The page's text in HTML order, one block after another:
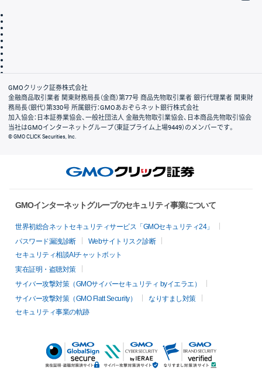
会社案内
GMOクリック証券株式会社
金融商品取引業者 関東財務局長（金商）第77号 商品先物取引業者 銀行代理業者 関東財
務局長（銀代）第330号 所属銀行：GMOあおぞらネット銀行株式会社
加入協会：日本証券業協会、一般社団法人 金融先物取引業協会、日本商品先物取引協会
当社はGMOインターネットグループ（東証プライム上場9449）のメンバーです。
© GMO CLICK Securities, Inc.
GMOインターネットグループのセキュリティ事業について
世界初総合ネットセキュリティサービス「GMOセキュリティ24」
パスワード漏洩診断
Webサイトリスク診断
セキュリティ相談AIチャットボット
実在証明・盗聴対策
サイバー攻撃対策（GMOサイバーセキュリティ byイエラエ）
サイバー攻撃対策（GMO Flatt Security）
なりすまし対策
セキュリティ事業の軌跡